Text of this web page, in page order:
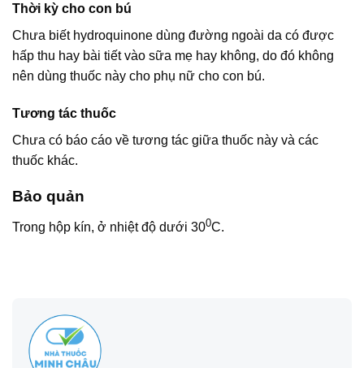
Thời kỳ cho con bú
Chưa biết hydroquinone dùng đường ngoài da có được
hấp thu hay bài tiết vào sữa mẹ hay không, do đó không
nên dùng thuốc này cho phụ nữ cho con bú.
Tương tác thuốc
Chưa có báo cáo về tương tác giữa thuốc này và các
thuốc khác.
Bảo quản
Trong hộp kín, ở nhiệt độ dưới 300C.